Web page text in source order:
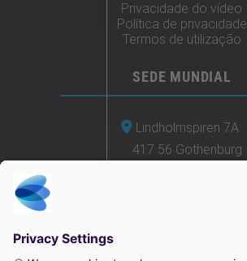
Privacidade do vídeo
Política de privacidade
Termos de utilização
SEDE MUNDIAL
Lindholmspiren 7A
417 56 Gothenburg